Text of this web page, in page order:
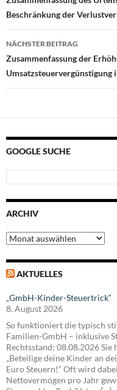
Beschränkung der
NÄCHSTER BEITRAG
Zusammenfassung der
Umsatzsteuervergünstigung
GOOGLE SUCHE
ARCHIV
Archiv
AKTUELLES
„GmbH-Kinder-Steuertrick“
8. August 2026
So funktioniert die typisch
Familien-GmbH – inklusive
Rechtsstand: 08.08.2026
„Beteilige deine Kinder an
Euro Steuern!“ Oft wird
Nettovermögen pro Jahr